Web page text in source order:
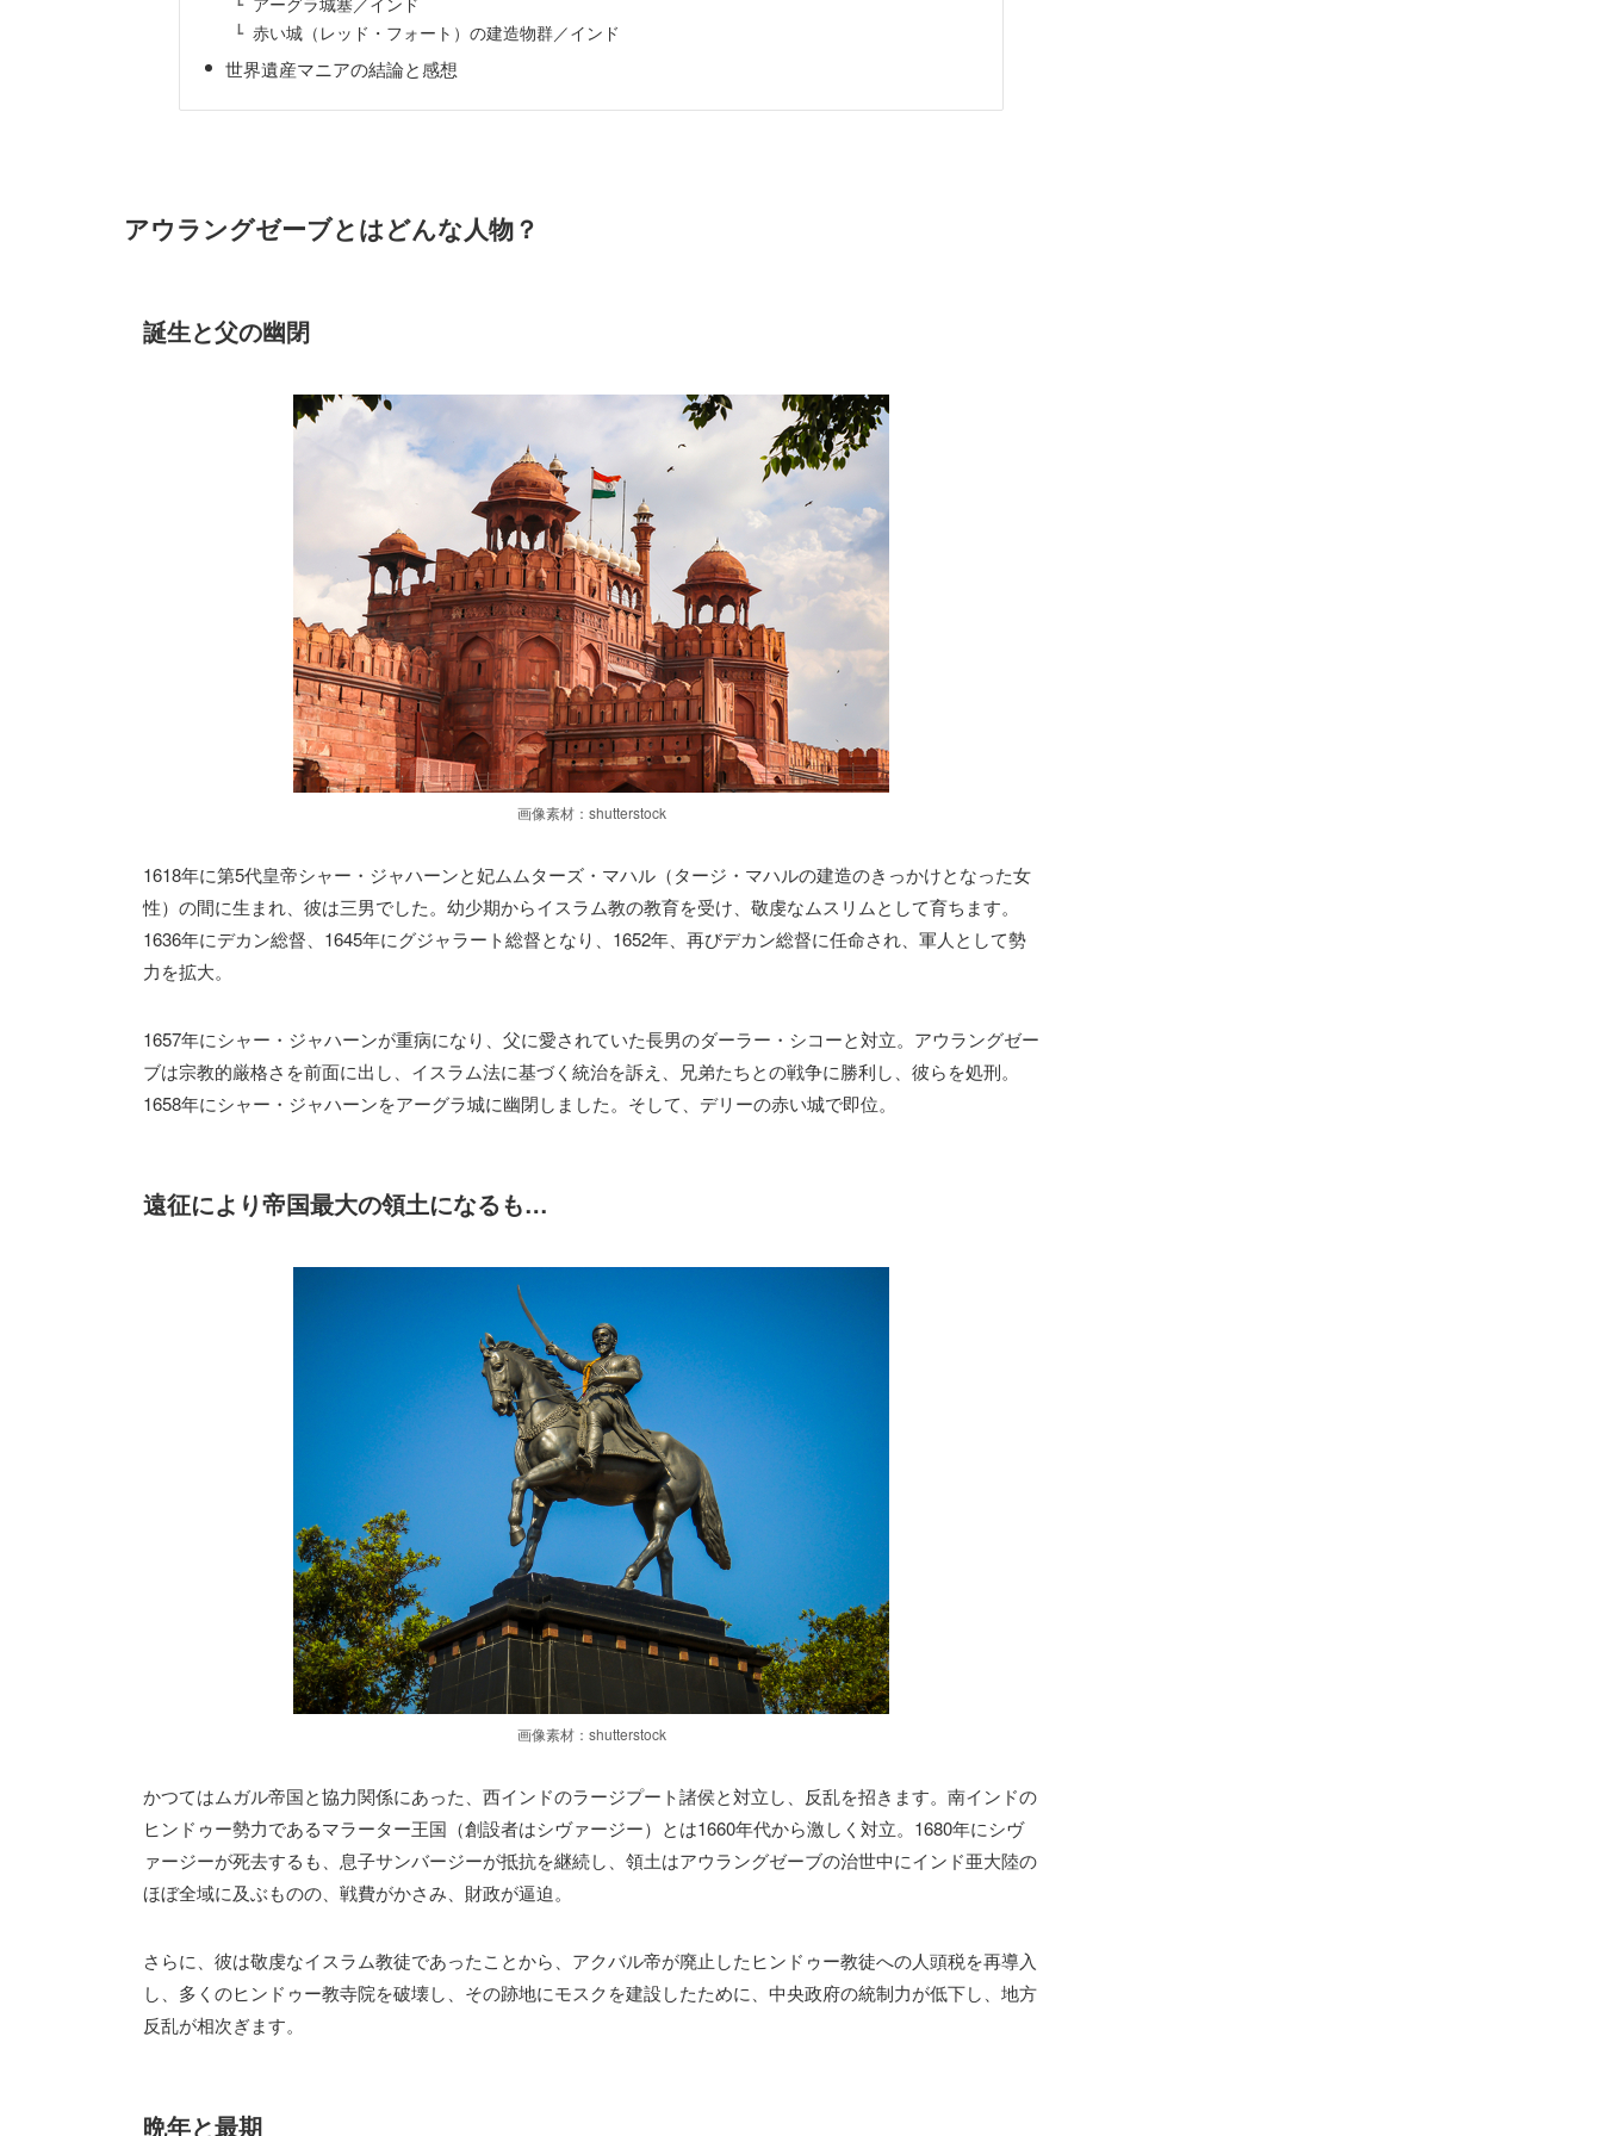
赤い城（レッド・フォート）の建造物群／インド
世界遺産マニアの結論と感想
アウラングゼーブとはどんな人物？
誕生と父の幽閉
画像素材：shutterstock
1618年に第5代皇帝シャー・ジャハーンと妃ムムターズ・マハル（タージ・マハルの建造のきっかけとなった女
性）の間に生まれ、彼は三男でした。幼少期からイスラム教の教育を受け、敬虔なムスリムとして育ちます。
1636年にデカン総督、1645年にグジャラート総督となり、1652年、再びデカン総督に任命され、軍人として勢
力を拡大。
1657年にシャー・ジャハーンが重病になり、父に愛されていた長男のダーラー・シコーと対立。アウラングゼー
ブは宗教的厳格さを前面に出し、イスラム法に基づく統治を訴え、兄弟たちとの戦争に勝利し、彼らを処刑。
1658年にシャー・ジャハーンをアーグラ城に幽閉しました。そして、デリーの赤い城で即位。
遠征により帝国最大の領土になるも…
画像素材：shutterstock
かつてはムガル帝国と協力関係にあった、西インドのラージプート諸侯と対立し、反乱を招きます。南インドの
ヒンドゥー勢力であるマラーター王国（創設者はシヴァージー）とは1660年代から激しく対立。1680年にシヴ
ァージーが死去するも、息子サンバージーが抵抗を継続し、領土はアウラングゼーブの治世中にインド亜大陸の
ほぼ全域に及ぶものの、戦費がかさみ、財政が逼迫。
さらに、彼は敬虔なイスラム教徒であったことから、アクバル帝が廃止したヒンドゥー教徒への人頭税を再導入
し、多くのヒンドゥー教寺院を破壊し、その跡地にモスクを建設したために、中央政府の統制力が低下し、地方
反乱が相次ぎます。
晩年と最期